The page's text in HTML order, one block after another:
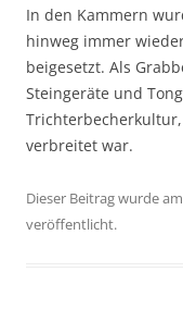
In den Kammern
hinweg immer
beigesetzt. Als
Steingeräte und
verbreitet war.
Dieser Beitrag wurde am
veröffentlicht.